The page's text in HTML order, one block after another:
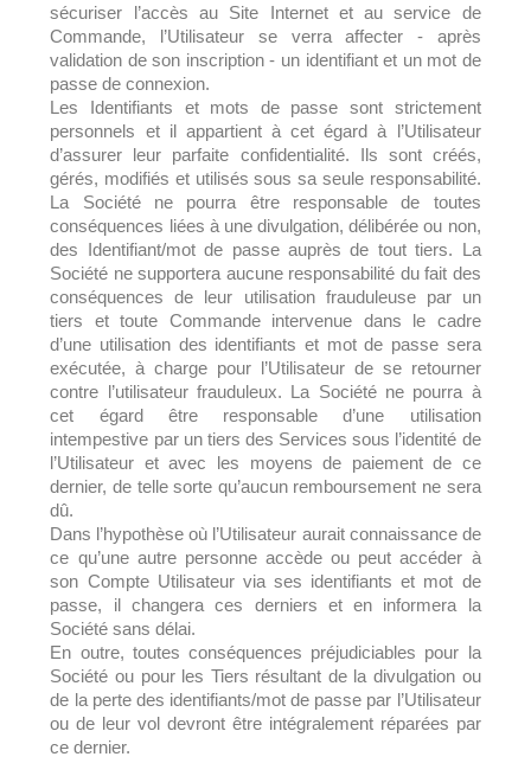
sécuriser l’accès au Site Internet et au service de
Commande, l’Utilisateur se verra affecter - après
validation de son inscription - un identifiant et un mot de
passe de connexion.
Les Identifiants et mots de passe sont strictement
personnels et il appartient à cet égard à l’Utilisateur
d’assurer leur parfaite confidentialité. Ils sont créés,
gérés, modifiés et utilisés sous sa seule responsabilité.
La Société ne pourra être responsable de toutes
conséquences liées à une divulgation, délibérée ou non,
des Identifiant/mot de passe auprès de tout tiers. La
Société ne supportera aucune responsabilité du fait des
conséquences de leur utilisation frauduleuse par un
tiers et toute Commande intervenue dans le cadre
d’une utilisation des identifiants et mot de passe sera
exécutée, à charge pour l’Utilisateur de se retourner
contre l’utilisateur frauduleux. La Société ne pourra à
cet égard être responsable d’une utilisation
intempestive par un tiers des Services sous l’identité de
l’Utilisateur et avec les moyens de paiement de ce
dernier, de telle sorte qu’aucun remboursement ne sera
dû.
Dans l’hypothèse où l’Utilisateur aurait connaissance de
ce qu’une autre personne accède ou peut accéder à
son Compte Utilisateur via ses identifiants et mot de
passe, il changera ces derniers et en informera la
Société sans délai.
En outre, toutes conséquences préjudiciables pour la
Société ou pour les Tiers résultant de la divulgation ou
de la perte des identifiants/mot de passe par l’Utilisateur
ou de leur vol devront être intégralement réparées par
ce dernier.